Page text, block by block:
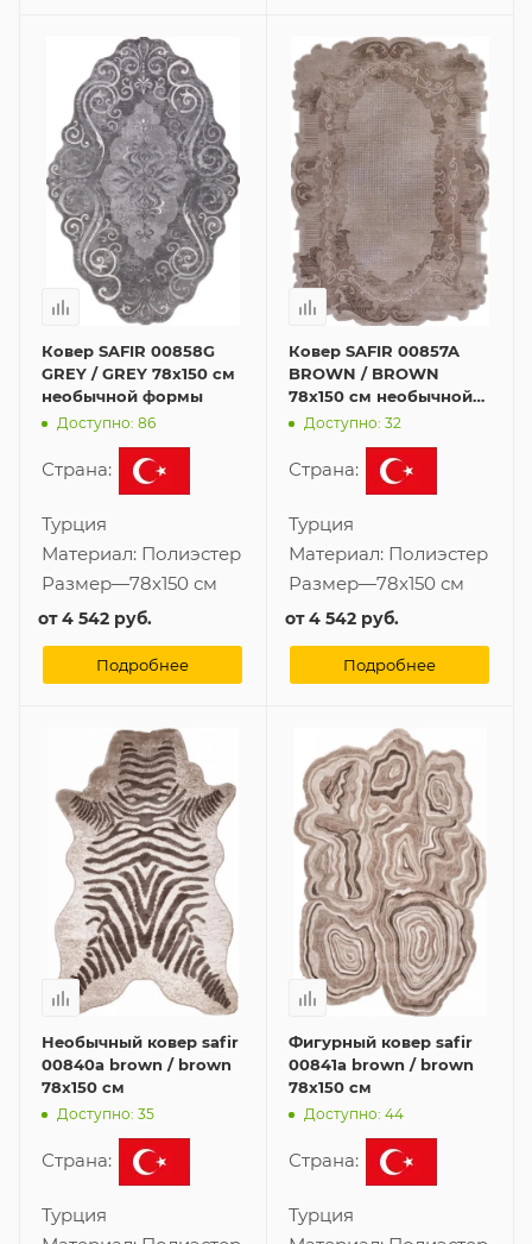
Ковер SAFIR 00858G
GREY / GREY 78x150 см
необычной формы
Доступно: 86
Страна:
Турция
Материал: Полиэстер
Размер—78x150 см
от4 542 руб.
Подробнее
Ковер SAFIR 00857A
BROWN / BROWN
78x150 см необычной
формы
Доступно: 32
Страна:
Турция
Материал: Полиэстер
Размер—78x150 см
от4 542 руб.
Подробнее
Необычный ковер safir
00840a brown / brown
78x150 см
Доступно: 35
Страна:
Турция
Фигурный ковер safir
00841a brown / brown
78x150 см
Доступно: 44
Страна:
Турция